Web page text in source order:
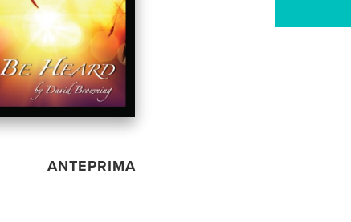
ANTEPRIMA